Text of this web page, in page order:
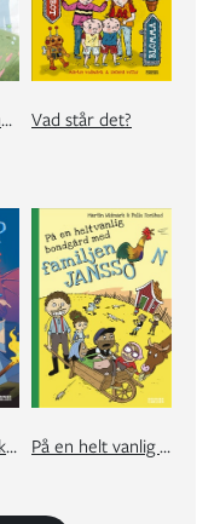
Livet enligt en nallebjörn Vad står det?
Nelly Rapp i drakens håla På en helt vanlig bondgård med familjen Jansson